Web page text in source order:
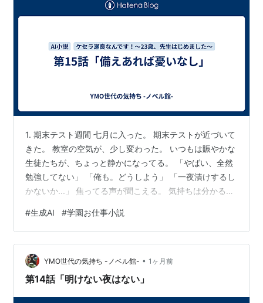
1. 期末テスト週間 七月に入った。 期末テストが近づいて
きた。 教室の空気が、少し変わった。 いつもは賑やかな
生徒たちが、ちょっと静かになってる。 「やばい、全然
勉強してない」 「俺も。どうしよう」 「一夜漬けするし
かないか...」 焦ってる声が聞こえる。 気持ちは分かる。
よ。今からでも間に合うから、頑張って」 生徒たちに声
をかけた。 「先生、英語教えてください！」 「いいよ。
放課後、残れる人は残って」 何人かの生徒が手を挙げ
た。 2. 放課後補習 放課後、教室に残った生徒たちに英語
を教えた。 「関係代名詞が分からないです」 「受動態と
#生成AI #学園お仕事小説
YMO世代の気持ち -ノベル館- • 1ヶ月前
第14話「明けない夜はない」